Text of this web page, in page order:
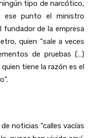
tipo de narcótico,
ese punto el ministro
fundador de la empresa
quien “sale a veces
de pruebas (…)
tiene la razón es el
noticias “calles vacías